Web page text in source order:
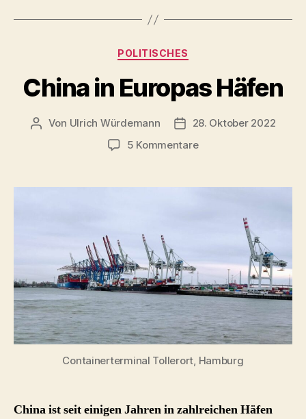
Kooperation
Cosco?“
Kategorien
POLITISCHES
China in Europas Häfen
Beitragsautor
Von Ulrich Würdemann Beitragsdatum
28. Oktober 2022
5 Kommentarezu
Europas
Containerterminal Tollerort, Hamburg
China ist seit einigen Jahren in zahlreichen Häfen